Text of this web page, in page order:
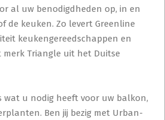
al uw benodigdheden op, in en
de keuken. Zo levert Greenline
keukengereedschappen en
merk Triangle uit het Duitse
wat u nodig heeft voor uw balkon,
Ben jij bezig met Urban-